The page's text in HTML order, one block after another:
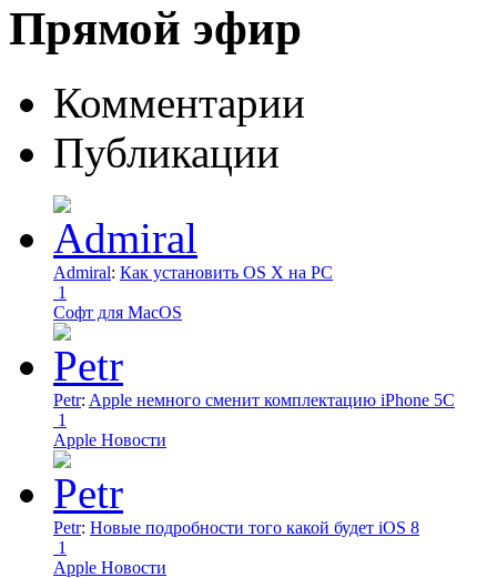
Прямой эфир
Комментарии
Публикации
Admiral: Как установить OS X на PC
1
Софт для MacOS
Petr: Apple немного сменит комплектацию iPhone 5C
1
Apple Новости
Petr: Новые подробности того какой будет iOS 8
1
Apple Новости